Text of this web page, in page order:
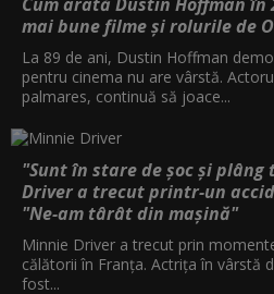
mai bune filme și rolurile de
La 89 de ani, Dustin Hoffman
pentru cinema nu are vârstă.
palmares, continuă să joace...
"Sunt în stare de șoc și
Driver a trecut printr-un
"Ne-am târât din mașină"
Minnie Driver a trecut prin
călătorii în Franța. Actrița în vârstă
fost...